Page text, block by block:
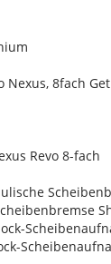
Nexus, 8fach
Revo 8-fach